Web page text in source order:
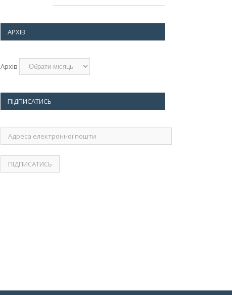
АРХІВ
Архів
ПІДПИСАТИСЬ
Адреса
електронної